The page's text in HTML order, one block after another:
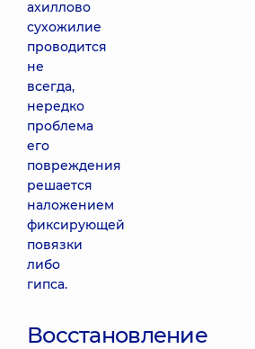
ахиллово
сухожилие
проводится
не
всегда,
нередко
проблема
его
повреждения
решается
наложением
фиксирующей
повязки
либо
гипса.
Восстановление